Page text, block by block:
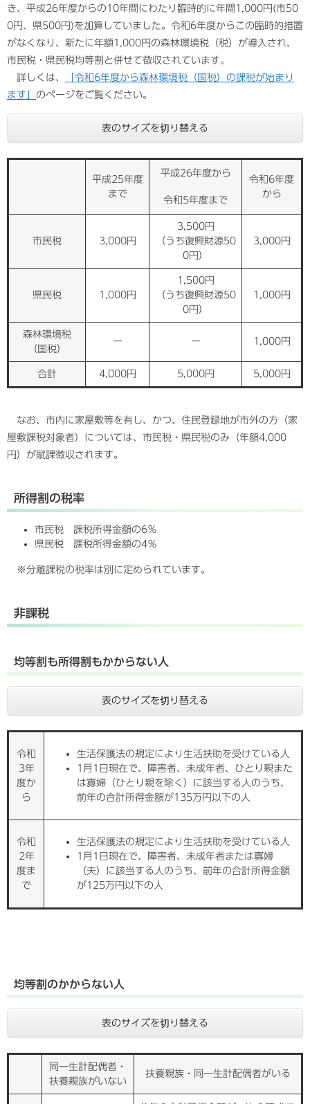
き、平成26年度からの10年間にわたり臨時的に年間1,000円(市50
0円、県500円)を加算していました。令和6年度からこの臨時的措置
がなくなり、新たに年額1,000円の森林環境税（税）が導入され、
市民税・県民税均等割と併せて徴収されています。
詳しくは、
「令和6年度から森林環境税（国税）の課税が始まり
ます」 のページをご覧ください。
表のサイズを切り替える
平成25年度
まで
平成26年度から
令和5年度まで
令和6年度
から
市民税 3,000円
3,500円
（うち復興財源50
0円）
3,000円
県民税 1,000円
1,500円
（うち復興財源50
0円）
1,000円
森林環境税
（国税）
ー ー 1,000円
合計 4,000円 5,000円 5,000円
なお、市内に家屋敷等を有し、かつ、住民登録地が市外の方（家
屋敷課税対象者）については、市民税・県民税のみ（年額4,000
円）が賦課徴収されます。
所得割の税率
市民税 課税所得金額の6％
県民税 課税所得金額の4％
※分離課税の税率は別に定められています。
非課税
均等割も所得割もかからない人
表のサイズを切り替える
令和
3年
度か
ら
生活保護法の規定により生活扶助を受けている人
1月1日現在で、障害者、未成年者、ひとり親また
は寡婦（ひとり親を除く）に該当する人のうち、
前年の合計所得金額が135万円以下の人
令和
2年
度ま
で
生活保護法の規定により生活扶助を受けている人
1月1日現在で、障害者、未成年者または寡婦
（夫）に該当する人のうち、前年の合計所得金額
が125万円以下の人
均等割のかからない人
表のサイズを切り替える
同一生計配偶者・
扶養親族がいない
扶養親族・同一生計配偶者がいる